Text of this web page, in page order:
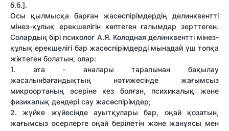
б.б.].
Осы қылмысқа барған жасөспірімдердің делинквентті
мінез-құлық ерекшелігін көптеген ғалымдар зерттеген.
Солардың бірі психолог А.Я. Колодная делинквентті мінез-
құлық ерекшелігі бар жасөспірімдерді мынадай үш топқа
жіктеген болатын, олар:
1. ата - аналары тарапынан бақылау
жасалынбағандықтың нәтижесінде жағымсыз
микроортаның әсеріне кез болған, психикалық және
физикалық дендері сау жасөспірімдер;
2. жүйке жүйесінде ауытқулары бар, оңай қозатын,
жағымсыз әсерлерге оңай берілетін және жанұясы мен